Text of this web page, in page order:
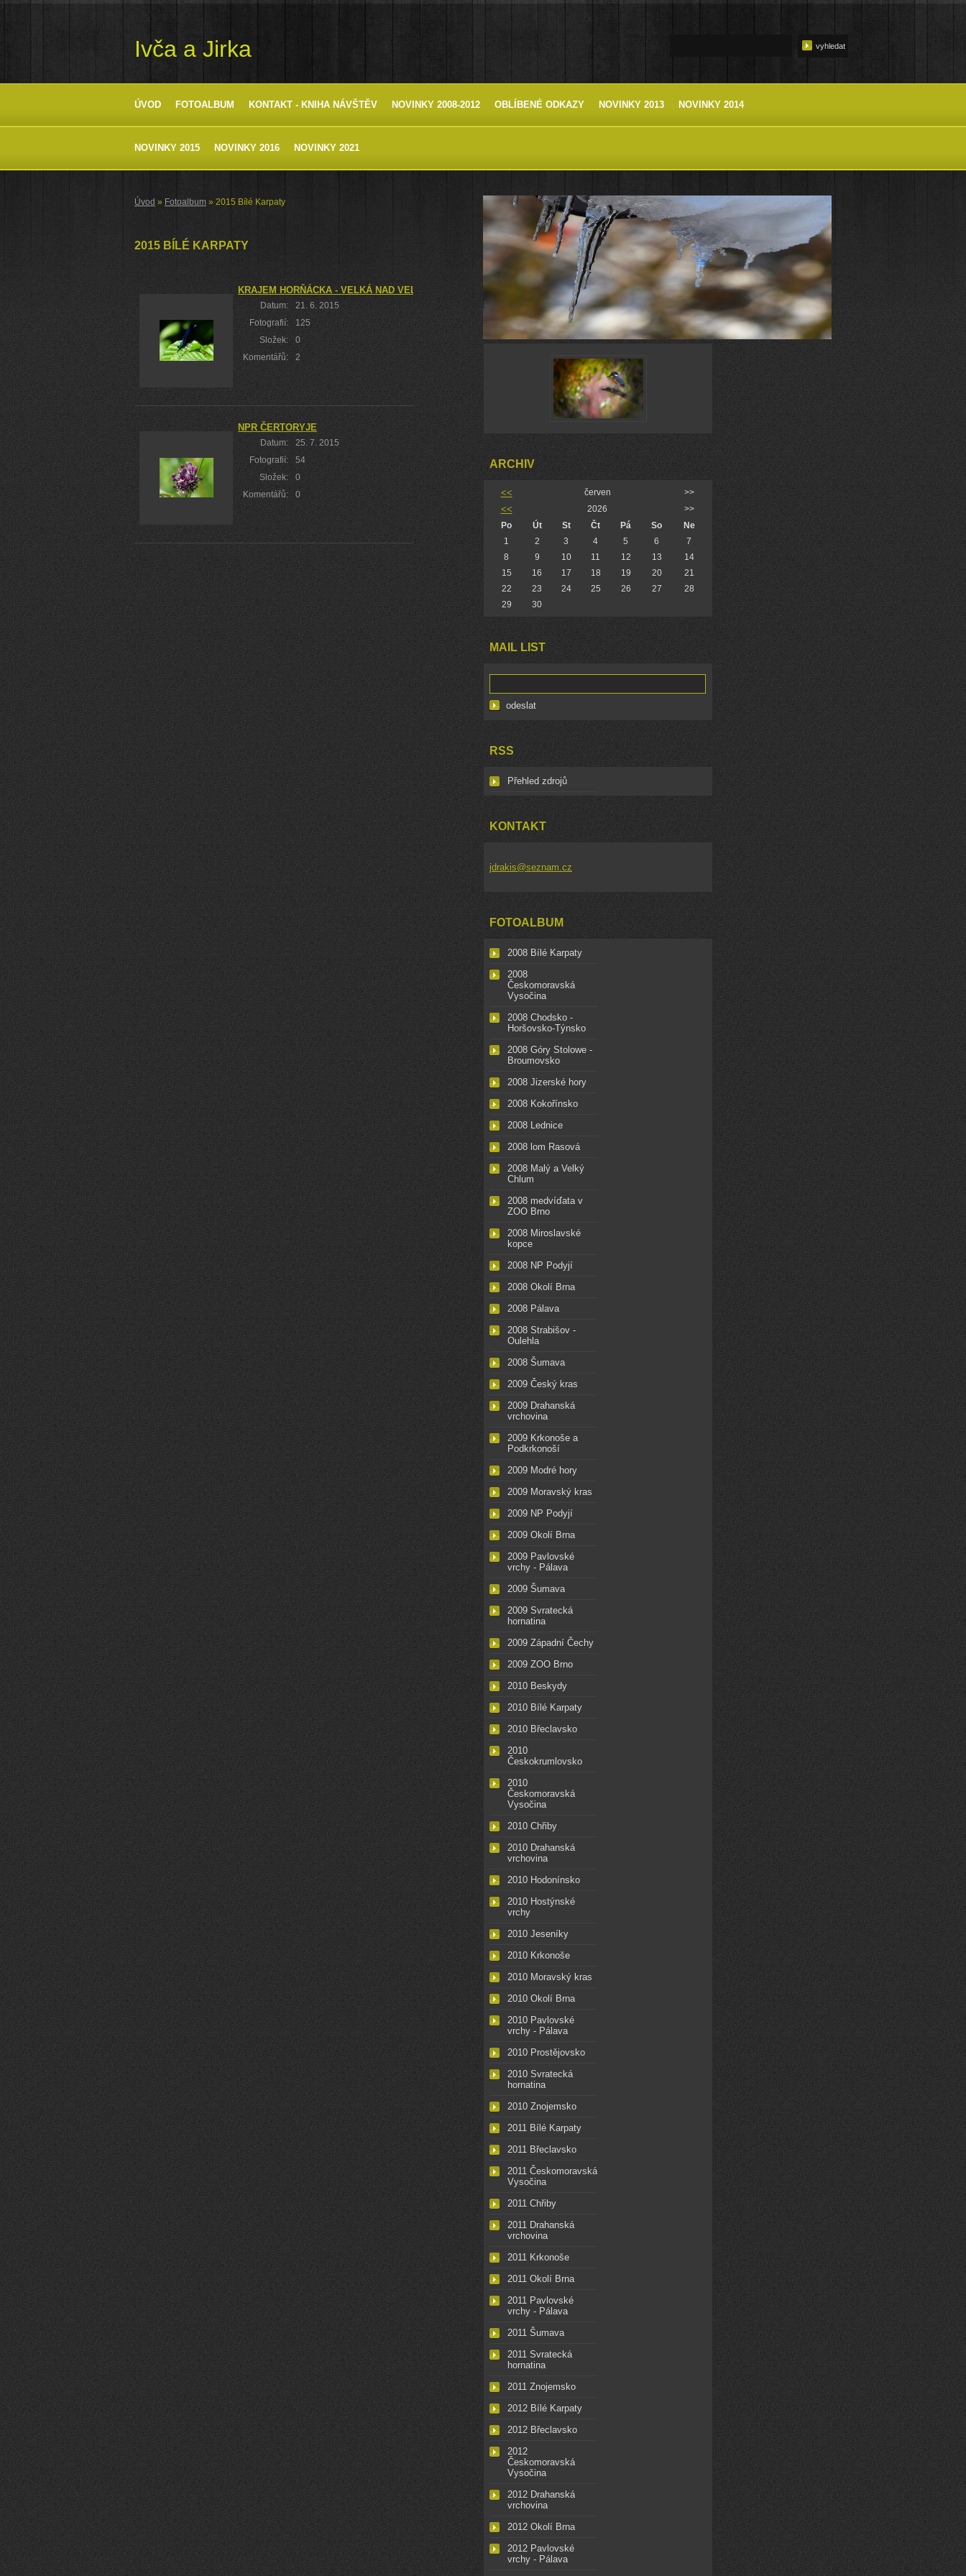
Ivča a Jirka
ÚVOD FOTOALBUM KONTAKT - KNIHA NÁVŠTĚV NOVINKY 2008-2012 OBLÍBENÉ ODKAZY NOVINKY 2013 NOVINKY 2014
NOVINKY 2015 NOVINKY 2016 NOVINKY 2021
Úvod » Fotoalbum » 2015 Bílé Karpaty
2015 BÍLÉ KARPATY
KRAJEM HORŇÁCKA - VELKÁ NAD VELIČKOU A NPR ZAHRADY POD HÁJEM 2
Datum:
21. 6. 2015
Fotografií:
125
Složek:
0
Komentářů:
2
NPR ČERTORYJE
Datum:
25. 7. 2015
Fotografií:
54
Složek:
0
Komentářů:
0
ARCHIV
<< červen >>
<< 2026
>>
Po
Út St Čt Pá So
Ne
1
2 3 4 5 6
7
8
9 10 11 12 13
14
15
16 17 18 19 20
21
22
23 24 25 26 27
28
29
30
MAIL LIST
RSS
Přehled zdrojů
KONTAKT
jdrakis@seznam.cz
FOTOALBUM
2008 Bílé Karpaty
2008
Českomoravská
Vysočina
2008 Chodsko -
Horšovsko-Týnsko
2008 Góry Stolowe -
Broumovsko
2008 Jizerské hory
2008 Kokořínsko
2008 Lednice
2008 lom Rasová
2008 Malý a Velký
Chlum
2008 medvíďata v
ZOO Brno
2008 Miroslavské
kopce
2008 NP Podyjí
2008 Okolí Brna
2008 Pálava
2008 Strabišov -
Oulehla
2008 Šumava
2009 Český kras
2009 Drahanská
vrchovina
2009 Krkonoše a
Podkrkonoší
2009 Modré hory
2009 Moravský kras
2009 NP Podyjí
2009 Okolí Brna
2009 Pavlovské
vrchy - Pálava
2009 Šumava
2009 Svratecká
hornatina
2009 Západní Čechy
2009 ZOO Brno
2010 Beskydy
2010 Bílé Karpaty
2010 Břeclavsko
2010
Českokrumlovsko
2010
Českomoravská
Vysočina
2010 Chřiby
2010 Drahanská
vrchovina
2010 Hodonínsko
2010 Hostýnské
vrchy
2010 Jeseníky
2010 Krkonoše
2010 Moravský kras
2010 Okolí Brna
2010 Pavlovské
vrchy - Pálava
2010 Prostějovsko
2010 Svratecká
hornatina
2010 Znojemsko
2011 Bílé Karpaty
2011 Břeclavsko
2011 Českomoravská
Vysočina
2011 Chřiby
2011 Drahanská
vrchovina
2011 Krkonoše
2011 Okolí Brna
2011 Pavlovské
vrchy - Pálava
2011 Šumava
2011 Svratecká
hornatina
2011 Znojemsko
2012 Bílé Karpaty
2012 Břeclavsko
2012
Českomoravská
Vysočina
2012 Drahanská
vrchovina
2012 Okolí Brna
2012 Pavlovské
vrchy - Pálava